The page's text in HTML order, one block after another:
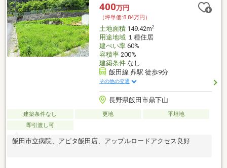
400万円
（坪単価:8.84万円）
土地面積149.42m2
用途地域１種住居
建ぺい率60%
容積率200%
建築条件なし
飯田線 鼎駅 徒歩9分
その他の交通
長野県飯田市鼎下山
建築条件なし 更地
平坦地
即引渡し可
飯田市立病院、アピタ飯田店、アップルロードアクセス良好